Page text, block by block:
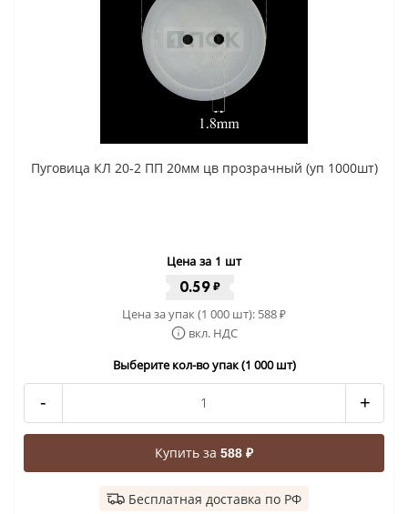
Пуговица КЛ 20-2 ПП 20мм цв прозрачный (уп 1000шт)
Цена за 1 шт
0.59 ₽
Цена за упак (1 000 шт): 588₽
вкл. НДС
Выберите кол-во упак (1 000 шт)
- +
Купить за 588 ₽
Бесплатная доставка по РФ